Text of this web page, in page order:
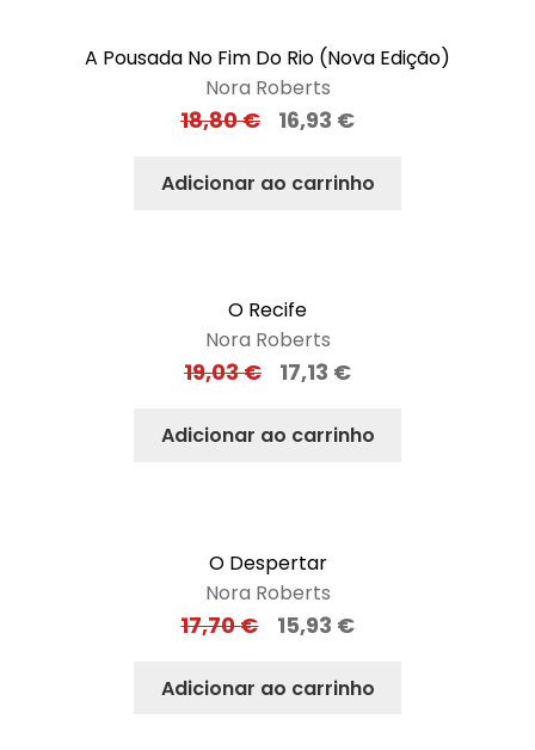
A Pousada No Fim Do Rio (Nova Edição)
Nora Roberts
18,80€ 16,93 €
Adicionar ao carrinho
O Recife
Nora Roberts
19,03€ 17,13 €
Adicionar ao carrinho
O Despertar
Nora Roberts
17,70€ 15,93 €
Adicionar ao carrinho